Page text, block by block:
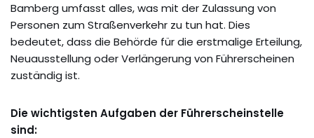
Bamberg umfasst alles, was mit der Zulassung von
Personen zum Straßenverkehr zu tun hat. Dies
bedeutet, dass die Behörde für die erstmalige Erteilung,
Neuausstellung oder Verlängerung von Führerscheinen
zuständig ist.
Die wichtigsten Aufgaben der Führerscheinstelle
sind: